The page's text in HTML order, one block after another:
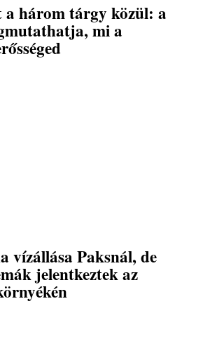
a három tárgy közül: a
mi a
vízállása Paksnál, de
jelentkeztek az